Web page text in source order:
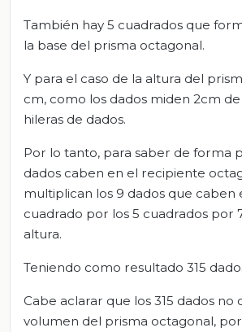
También hay 5 cuadrados que
la base del prisma octagonal.
Y para el caso de la altura del
cm, como los dados miden 2cm
hileras de dados.
Por lo tanto, para saber de forma
dados caben en el recipiente
multiplican los 9 dados que caben
cuadrado por los 5 cuadrados por
altura.
Teniendo como resultado 315
Cabe aclarar que los 315 dados
volumen del prisma octagonal,